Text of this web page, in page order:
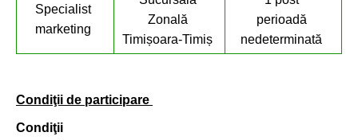
Specialist
marketing
Zonală
Timișoara-Timiș
perioadă
nedeterminată
Condiţii de participare
Condiţii